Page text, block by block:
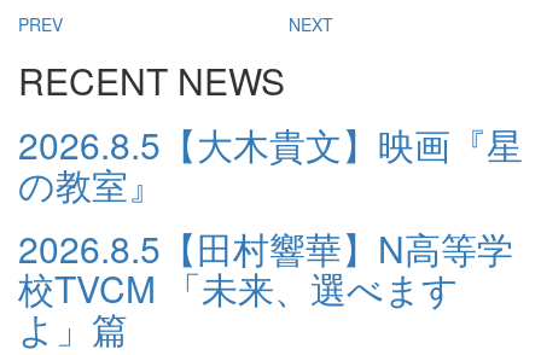
PREV NEXT
RECENT NEWS
2026.8.5 【大木貴文】映画『星
の教室』
2026.8.5 【田村響華】N高等学
校TVCM 「未来、選べます
よ」篇